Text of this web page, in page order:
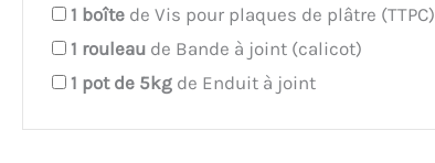
1 boîte de Vis pour plaques de plâtre (TTPC)
1 rouleau de Bande à joint (calicot)
1 pot de 5kg de Enduit à joint